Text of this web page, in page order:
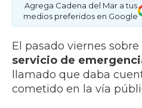
Agrega Cadena del Mar a tus
medios preferidos en Google
El pasado viernes
servicio de
llamado que daba
cometido en la vía